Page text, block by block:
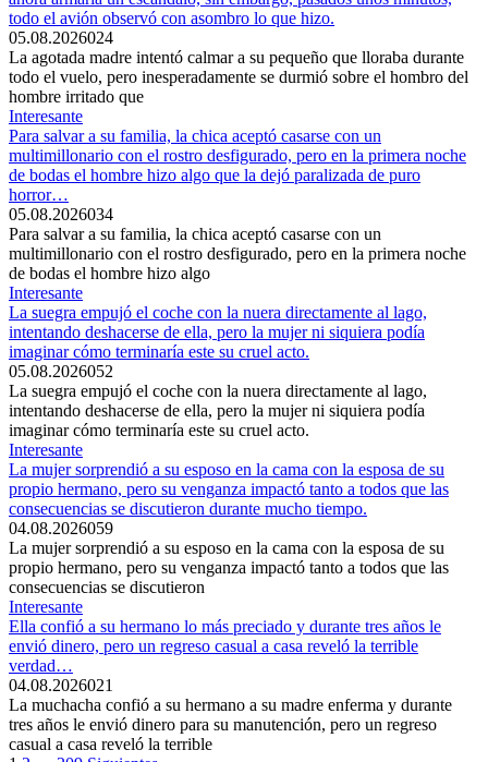
todo el avión observó con asombro lo que hizo.
05.08.2026024
La agotada madre intentó calmar a su pequeño que lloraba durante
todo el vuelo, pero inesperadamente se durmió sobre el hombro del
hombre irritado que
Interesante
Para salvar a su familia, la chica aceptó casarse con un
multimillonario con el rostro desfigurado, pero en la primera noche
de bodas el hombre hizo algo que la dejó paralizada de puro
horror…
05.08.2026034
Para salvar a su familia, la chica aceptó casarse con un
multimillonario con el rostro desfigurado, pero en la primera noche
de bodas el hombre hizo algo
Interesante
La suegra empujó el coche con la nuera directamente al lago,
intentando deshacerse de ella, pero la mujer ni siquiera podía
imaginar cómo terminaría este su cruel acto.
05.08.2026052
La suegra empujó el coche con la nuera directamente al lago,
intentando deshacerse de ella, pero la mujer ni siquiera podía
imaginar cómo terminaría este su cruel acto.
Interesante
La mujer sorprendió a su esposo en la cama con la esposa de su
propio hermano, pero su venganza impactó tanto a todos que las
consecuencias se discutieron durante mucho tiempo.
04.08.2026059
La mujer sorprendió a su esposo en la cama con la esposa de su
propio hermano, pero su venganza impactó tanto a todos que las
consecuencias se discutieron
Interesante
Ella confió a su hermano lo más preciado y durante tres años le
envió dinero, pero un regreso casual a casa reveló la terrible
verdad…
04.08.2026021
La muchacha confió a su hermano a su madre enferma y durante
tres años le envió dinero para su manutención, pero un regreso
casual a casa reveló la terrible